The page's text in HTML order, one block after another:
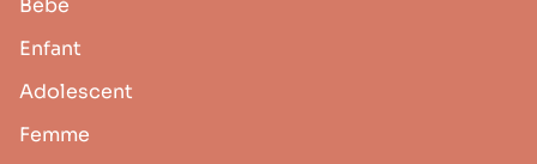
Bébé
Enfant
Adolescent
Femme